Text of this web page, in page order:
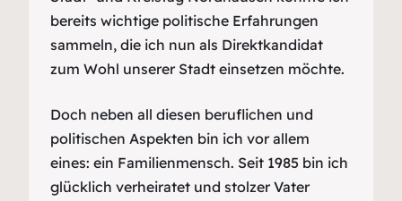
bereits wichtige politische Erfahrungen
sammeln, die ich nun als Direktkandidat
zum Wohl unserer Stadt einsetzen möchte.
Doch neben all diesen beruflichen und
politischen Aspekten bin ich vor allem
eines: ein Familienmensch. Seit 1985 bin ich
glücklich verheiratet und stolzer Vater